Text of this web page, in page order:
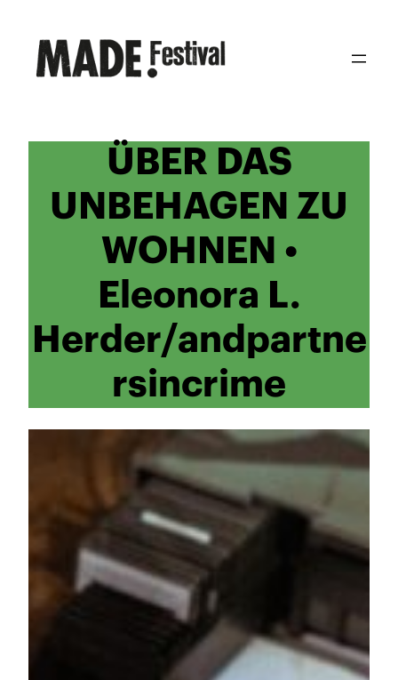
Inhalt
springen
ÜBER DAS
UNBEHAGEN ZU
WOHNEN •
Eleonora L.
Herder/andpartne
rsincrime